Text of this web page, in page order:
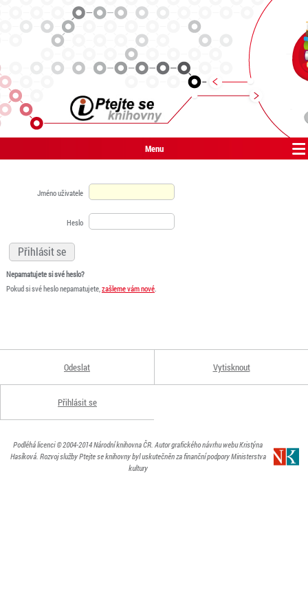
Menu
Jméno uživatele
Heslo
Nepamatujete si své heslo?
Pokud si své heslo nepamatujete,zašleme vám nové.
Odeslat Vytisknout
Přihlásit se
Podléhá licenci© 2004-2014Národní knihovna ČR. Autor grafického návrhu webu Kristýna
Hasíková. Rozvoj služby Ptejte se knihovny byl uskutečněn za finanční podpory Ministerstva
kultury